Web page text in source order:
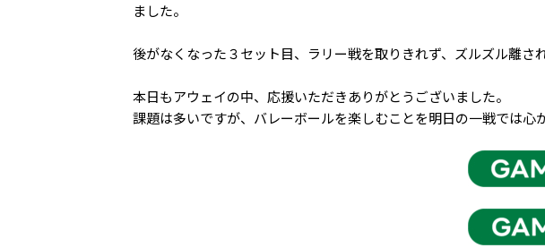
ました。
後がなくなった３セット目、ラリー戦を取りきれず、ズルズル離さ
本日もアウェイの中、応援いただきありがとうございました。
課題は多いですが、バレーボールを楽しむことを明日の一戦では心